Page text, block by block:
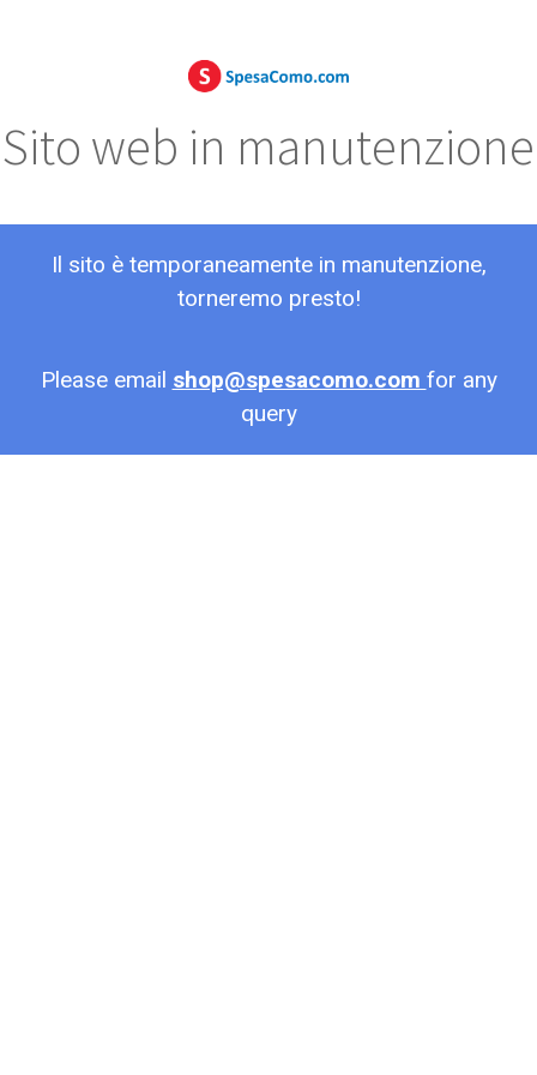
Sito web in manutenzione
Il sito è temporaneamente in manutenzione,
torneremo presto!
Please email shop@spesacomo.com for any
query